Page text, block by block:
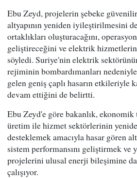
Ebu Zeyd, projelerin şebeke
altyapının yeniden iyileştirilmesini
ortaklıkları oluşturacağını,
geliştireceğini ve elektrik
söyledi. Suriye'nin elektrik
rejiminin bombardımanları
gelen geniş çaplı hasarın etkileriyle
devam ettiğini de belirtti.
Ebu Zeyd'e göre bakanlık, ekonomik
üretim ile hizmet sektörlerinin
desteklemek amacıyla hasar gören
sistem performansını geliştirmek
projelerini ulusal enerji bileşimine
çalışıyor.